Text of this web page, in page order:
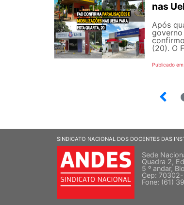
nas
Após
governo
(20). O
Publicado
SINDICATO NACIONAL DOS DOCENTES DAS
Sede
Quadra 2,
5 º andar,
Cep: 70302-
Fone: (61)